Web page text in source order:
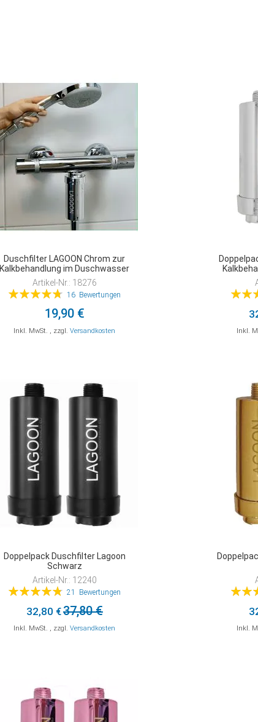
Duschfilter LAGOON Chrom zur
Kalkbehandlung im Duschwasser
Artikel-Nr.: 18276
Bewertung:
16 Bewertungen
19,90 €
Inkl. MwSt. , zzgl.Versandkosten Inkl.
Doppelpack Duschfilter Lagoon
Schwarz
Artikel-Nr.: 12240
Bewertung:
21 Bewertungen
32,80 €37,80 €
Inkl. MwSt. , zzgl.Versandkosten Inkl.